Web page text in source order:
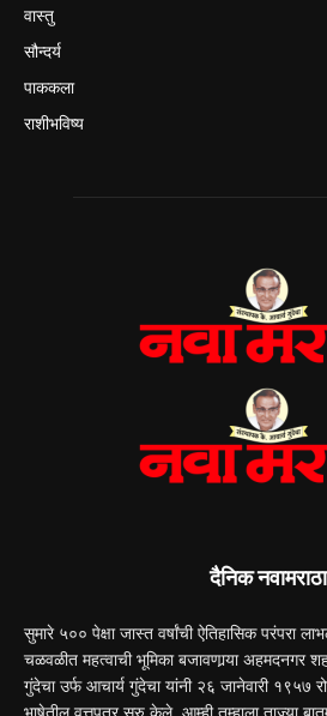
वास्तु
सौन्दर्य
पाककला
राशीभविष्य
दैनिक नवामराठा
सुमारे ५०० पेक्षा जास्त वर्षांची ऐतिहासिक परंपरा
चळवळीत महत्वाची भूमिका बजावणार्‍या अहमदनगर
गुंदेचा उर्फ आचार्य गुंदेचा यांनी २६ जानेवारी १९५७